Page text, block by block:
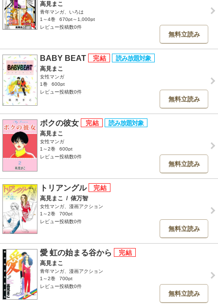
高見まこ
青年マンガ、いろは
1～4巻
670pt～1,000pt
レビュー投稿数0件
無料立読み
BABY BEAT
高見まこ
女性マンガ
1巻
600pt
レビュー投稿数0件
無料立読み
ボクの彼女
高見まこ
女性マンガ
1～2巻
600pt
レビュー投稿数0件
無料立読み
トリアングル
高見まこ / 俵万智
女性マンガ、漫画アクション
1～2巻
700pt
レビュー投稿数0件
無料立読み
愛 虹の始まる谷から
高見まこ
青年マンガ、漫画アクション
1～2巻
700pt
レビュー投稿数0件
無料立読み